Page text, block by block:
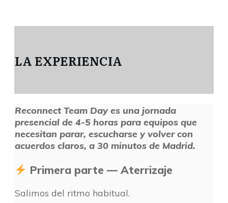
LA EXPERIENCIA
Reconnect Team Day es una jornada
presencial de 4-5 horas para equipos que
necesitan parar, escucharse y volver con
acuerdos claros, a 30 minutos de Madrid.
Primera parte — Aterrizaje
Salimos del ritmo habitual.